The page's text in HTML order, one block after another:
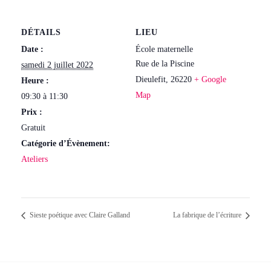
DÉTAILS
Date :
samedi 2 juillet 2022
Heure :
09:30 à 11:30
Prix :
Gratuit
Catégorie d’Évènement:
Ateliers
LIEU
École maternelle
Rue de la Piscine
Dieulefit 26220 + Google
Map
Sieste poétique avec Claire Galland La fabrique de l’écriture